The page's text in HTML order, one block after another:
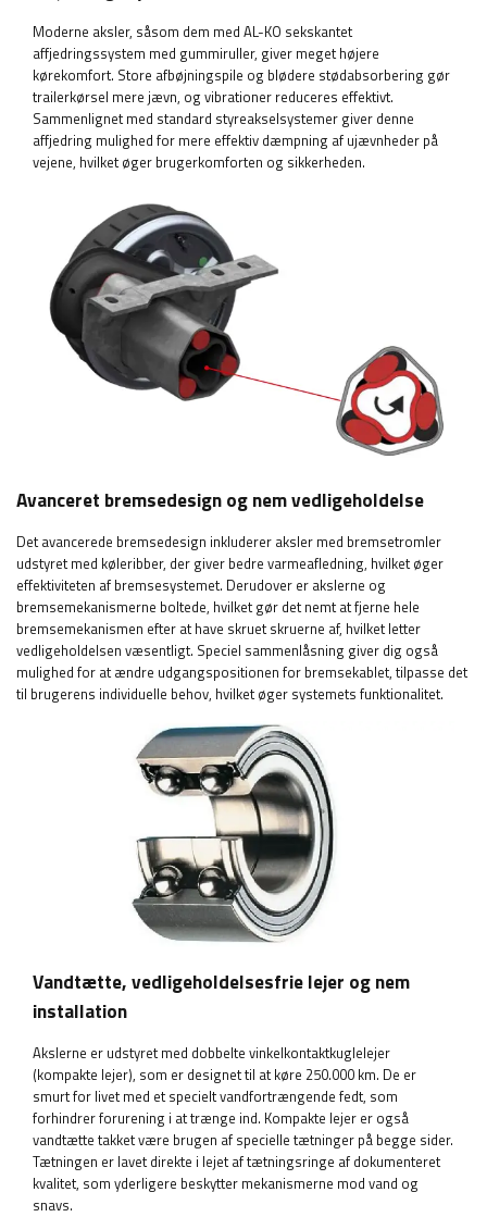
Moderne aksler, såsom dem med AL-KO sekskantet
affjedringssystem med gummiruller, giver meget højere
kørekomfort. Store afbøjningspile og blødere stødabsorbering gør
trailerkørsel mere jævn, og vibrationer reduceres effektivt.
Sammenlignet med standard styreakselsystemer giver denne
affjedring mulighed for mere effektiv dæmpning af ujævnheder på
vejene, hvilket øger brugerkomforten og sikkerheden.
Avanceret bremsedesign og nem vedligeholdelse
Det avancerede bremsedesign inkluderer aksler med bremsetromler
udstyret med køleribber, der giver bedre varmeafledning, hvilket øger
effektiviteten af ​​bremsesystemet. Derudover er akslerne og
bremsemekanismerne boltede, hvilket gør det nemt at fjerne hele
bremsemekanismen efter at have skruet skruerne af, hvilket letter
vedligeholdelsen væsentligt. Speciel sammenlåsning giver dig også
mulighed for at ændre udgangspositionen for bremsekablet, tilpasse det
til brugerens individuelle behov, hvilket øger systemets funktionalitet.
Vandtætte, vedligeholdelsesfrie lejer og nem
installation
Akslerne er udstyret med dobbelte vinkelkontaktkuglelejer
(kompakte lejer), som er designet til at køre 250.000 km. De er
smurt for livet med et specielt vandfortrængende fedt, som
forhindrer forurening i at trænge ind. Kompakte lejer er også
vandtætte takket være brugen af ​​specielle tætninger på begge sider.
Tætningen er lavet direkte i lejet af tætningsringe af dokumenteret
kvalitet, som yderligere beskytter mekanismerne mod vand og
snavs.